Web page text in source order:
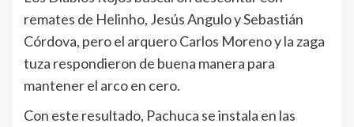
remates de Helinho, Jesús Angulo y Sebastián
Córdova, pero el arquero Carlos Moreno y la zaga
tuza respondieron de buena manera para
mantener el arco en cero.
Con este resultado, Pachuca se instala en las